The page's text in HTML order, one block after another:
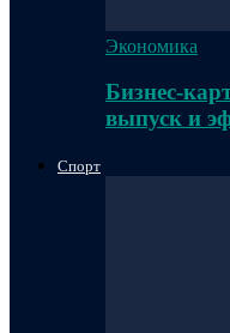
Экономика
Бизнес-
выпуск и
Спорт